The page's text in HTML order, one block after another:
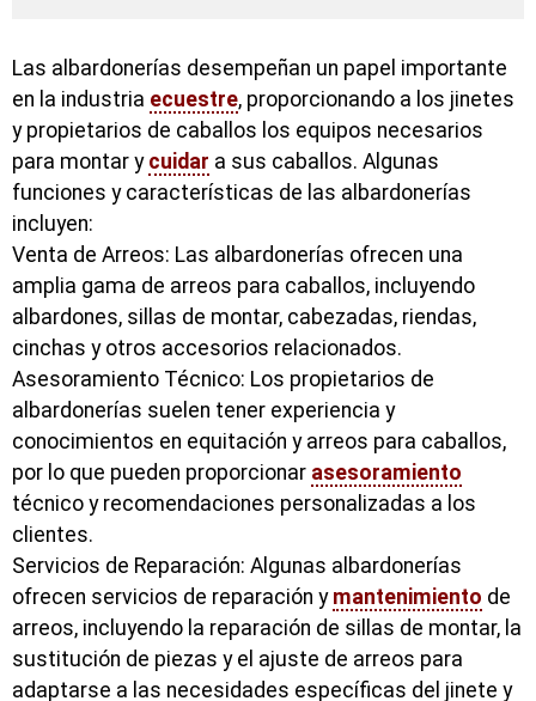
Las albardonerías desempeñan un papel importante
en la industria ecuestre, proporcionando a los jinetes
y propietarios de caballos los equipos necesarios
para montar y cuidar a sus caballos. Algunas
funciones y características de las albardonerías
incluyen:
Venta de Arreos: Las albardonerías ofrecen una
amplia gama de arreos para caballos, incluyendo
albardones, sillas de montar, cabezadas, riendas,
cinchas y otros accesorios relacionados.
Asesoramiento Técnico: Los propietarios de
albardonerías suelen tener experiencia y
conocimientos en equitación y arreos para caballos,
por lo que pueden proporcionar asesoramiento
técnico y recomendaciones personalizadas a los
clientes.
Servicios de Reparación: Algunas albardonerías
ofrecen servicios de reparación y mantenimiento de
arreos, incluyendo la reparación de sillas de montar, la
sustitución de piezas y el ajuste de arreos para
adaptarse a las necesidades específicas del jinete y